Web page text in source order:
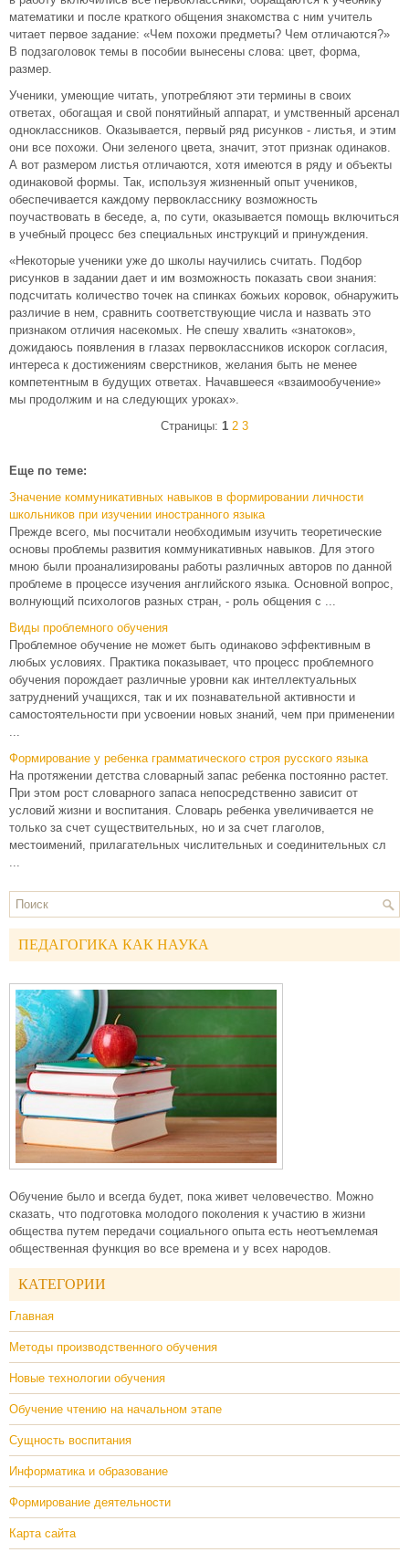
математики и после краткого общения знакомства с ним учитель
читает первое задание: «Чем похожи предметы? Чем отличаются?»
В подзаголовок темы в пособии вынесены слова: цвет, форма,
размер.
Ученики, умеющие читать, употребляют эти термины в своих
ответах, обогащая и свой понятийный аппарат, и умственный арсенал
одноклассников. Оказывается, первый ряд рисунков - листья, и этим
они все похожи. Они зеленого цвета, значит, этот признак одинаков.
А вот размером листья отличаются, хотя имеются в ряду и объекты
одинаковой формы. Так, используя жизненный опыт учеников,
обеспечивается каждому первокласснику возможность
поучаствовать в беседе, а, по сути, оказывается помощь включиться
в учебный процесс без специальных инструкций и принуждения.
«Некоторые ученики уже до школы научились считать. Подбор
рисунков в задании дает и им возможность показать свои знания:
подсчитать количество точек на спинках божьих коровок, обнаружить
различие в нем, сравнить соответствующие числа и назвать это
признаком отличия насекомых. Не спешу хвалить «знатоков»,
дожидаюсь появления в глазах первоклассников искорок согласия,
интереса к достижениям сверстников, желания быть не менее
компетентным в будущих ответах. Начавшееся «взаимообучение»
мы продолжим и на следующих уроках».
Страницы: 1 2 3
Еще по теме:
Значение коммуникативных навыков в формировании личности
школьников при изучении иностранного языка
Прежде всего, мы посчитали необходимым изучить теоретические
основы проблемы развития коммуникативных навыков. Для этого
мною были проанализированы работы различных авторов по данной
проблеме в процессе изучения английского языка. Основной вопрос,
волнующий психологов разных стран, - роль общения с ...
Виды проблемного обучения
Проблемное обучение не может быть одинаково эффективным в
любых условиях. Практика показывает, что процесс проблемного
обучения порождает различные уровни как интеллектуальных
затруднений учащихся, так и их познавательной активности и
самостоятельности при усвоении новых знаний, чем при применении
...
Формирование у ребенка грамматического строя русского языка
На протяжении детства словарный запас ребенка постоянно растет.
При этом рост словарного запаса непосредственно зависит от
условий жизни и воспитания. Словарь ребенка увеличивается не
только за счет существительных, но и за счет глаголов,
местоимений, прилагательных числительных и соединительных сл
...
ПЕДАГОГИКА КАК НАУКА
Обучение было и всегда будет, пока живет человечество. Можно
сказать, что подготовка молодого поколения к участию в жизни
общества путем передачи социального опыта есть неотъемлемая
общественная функция во все времена и у всех народов.
КАТЕГОРИИ
Главная
Методы производственного обучения
Новые технологии обучения
Обучение чтению на начальном этапе
Сущность воспитания
Информатика и образование
Формирование деятельности
Карта сайта